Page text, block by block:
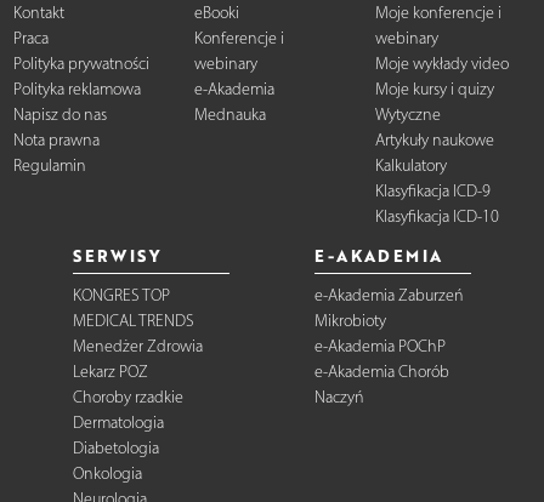
Kontakt
Praca
Polityka prywatności
Polityka reklamowa
Napisz do nas
Nota prawna
Regulamin
eBooki
Konferencje i
webinary
e-Akademia
Mednauka
Moje konferencje i
webinary
Moje wykłady video
Moje kursy i quizy
Wytyczne
Artykuły naukowe
Kalkulatory
Klasyfikacja ICD-9
Klasyfikacja ICD-10
SERWISY
KONGRES TOP
MEDICAL TRENDS
Menedżer Zdrowia
Lekarz POZ
Choroby rzadkie
Dermatologia
Diabetologia
Onkologia
E-AKADEMIA
e-Akademia Zaburzeń
Mikrobioty
e-Akademia POChP
e-Akademia Chorób
Naczyń